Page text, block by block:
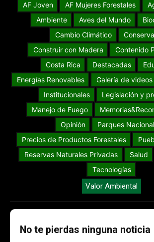
AF Joven AF Mujeres Forestales
Ambiente
Aves del Mundo
Cambio Climático
Construir con Madera
Contenido
Costa Rica
Destacadas
Energías Renovables
Galería de videos
Institucionales
Legislación y
Manejo de Fuego
Opinión
Parques
Precios de Productos Forestales
Reservas Naturales Privadas
Salud
Tecnologías
Valor Ambiental
No te pierdas ninguna noticia